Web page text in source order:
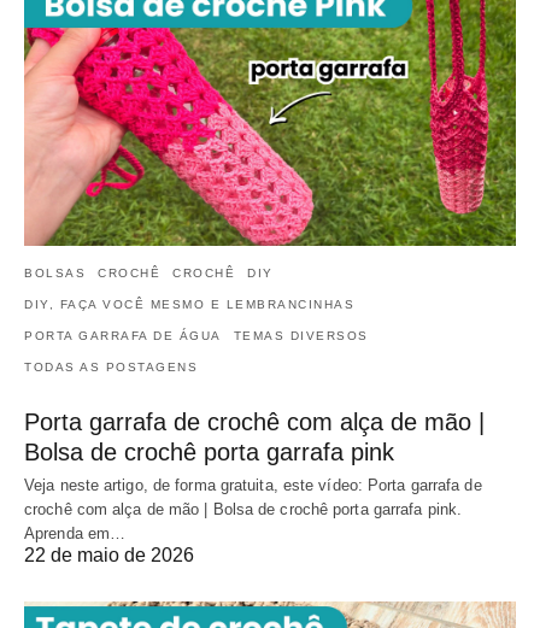
BOLSAS CROCHÊ CROCHÊ DIY
DIY, FAÇA VOCÊ MESMO E LEMBRANCINHAS
PORTA GARRAFA DE ÁGUA TEMAS DIVERSOS
TODAS AS POSTAGENS
Porta garrafa de crochê com alça de mão |
Bolsa de crochê porta garrafa pink
Veja neste artigo, de forma gratuita, este vídeo: Porta garrafa de
crochê com alça de mão | Bolsa de crochê porta garrafa pink.
Aprenda em…
22 de maio de 2026